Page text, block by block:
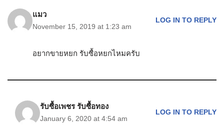
แมว
November 15, 2019 at 1:23 am
LOG IN TO REPLY
อยากขายหยก รับซื้อหยกไหมครับ
รับซื้อเพชร รับซื้อทอง
January 6, 2020 at 4:54 am
LOG IN TO REPLY